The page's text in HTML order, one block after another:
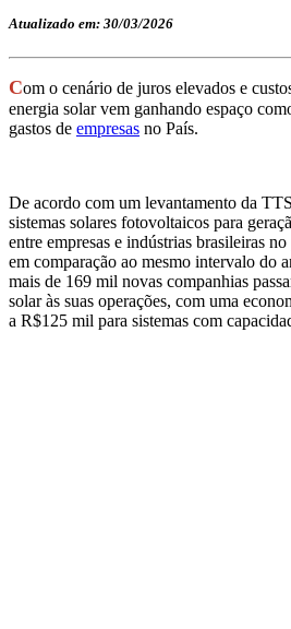
Atualizado em: 30/03/2026
Com o cenário de juros elevados e
energia solar vem ganhando espaço
gastos de empresas no País.
De acordo com um levantamento da
sistemas solares fotovoltaicos para
entre empresas e indústrias brasileiras
em comparação ao mesmo intervalo do
mais de 169 mil novas companhias
solar às suas operações, com uma
a R$125 mil para sistemas com